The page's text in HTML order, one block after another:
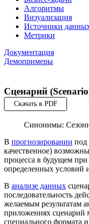
Алгоритмы
Визуализация
Источники
Метрики
Документация
Демопримеры
Сценарий
Скачать в PDF
Синонимы:
В прогнозировании под
качественное)
процесса в будущем при
определенных условий
В анализе данных
последовательность
желаемым результатам
приложениях сценарий
специального формата